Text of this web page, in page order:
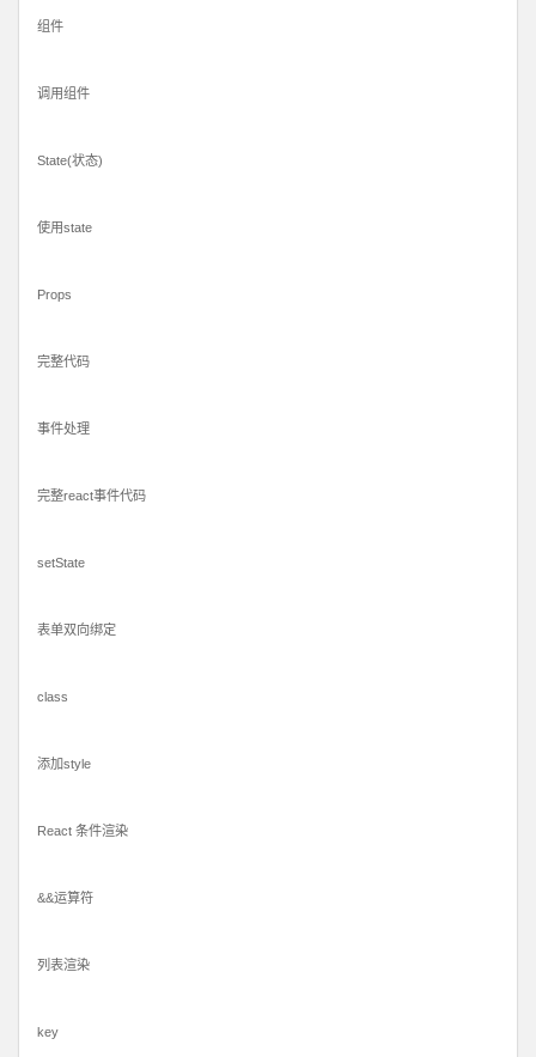
组件
调用组件
State(状态)
使用state
Props
完整代码
事件处理
完整react事件代码
setState
表单双向绑定
class
添加style
React 条件渲染
&&运算符
列表渲染
key